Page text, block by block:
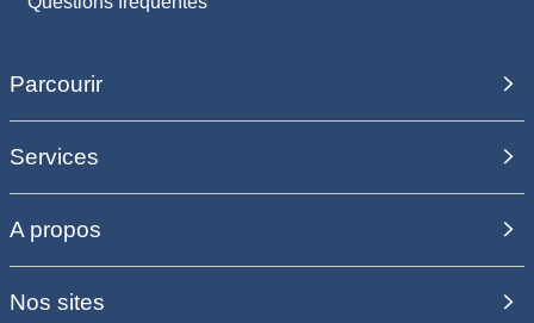
Parcourir
Services
A propos
Nos sites